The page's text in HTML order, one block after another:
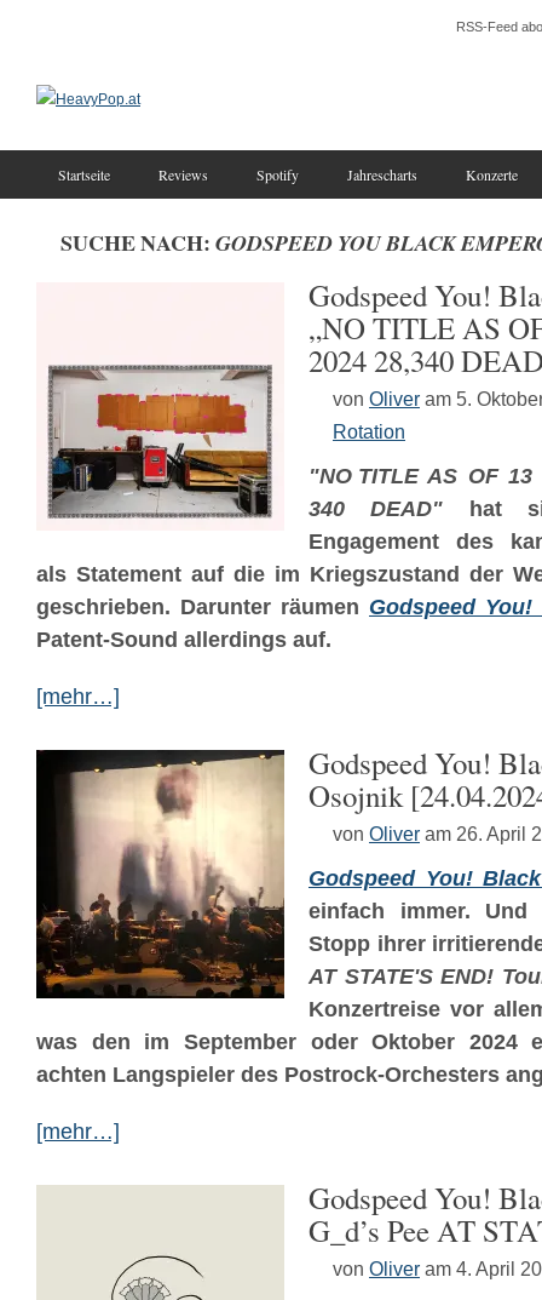
RSS-Feed
Startseite Reviews Spotify Jahrescharts Konzerte
SUCHE NACH: GODSPEED YOU BLACK
Godspeed You!
„NO​ ​TITLE AS
2024 28​,​340
von Oliver am 5.
Rotation
"NO​ ​TITLE AS OF 13
340 DEAD" hat
Engagement des
als Statement auf die im Kriegszustand der
geschrieben. Darunter räumen Godspeed
Patent-Sound allerdings auf.
[mehr…]
Godspeed You!
Osojnik
von Oliver am 26. April
Godspeed You!
einfach immer. Und
Stopp ihrer
AT STATE'S END!
Konzertreise vor
was den im September oder Oktober 2024
achten Langspieler des Postrock-Orchesters
[mehr…]
Godspeed You!
G_d’s Pee AT
von Oliver am 4. April